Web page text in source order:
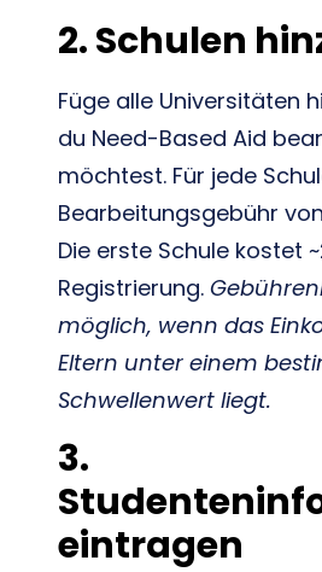
2. Schulen
Füge alle Universitäten
du Need-Based Aid
möchtest. Für jede
Bearbeitungsgebühr von
Die erste Schule kostet
Registrierung.
möglich, wenn das
Eltern unter einem
Schwellenwert liegt.
3.
eintragen